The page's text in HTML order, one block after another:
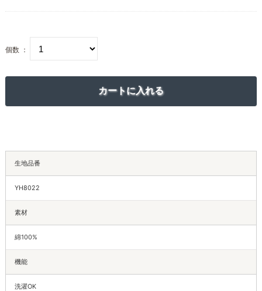
個数 ：
生地品番
YH8022
素材
綿100%
機能
洗濯OK